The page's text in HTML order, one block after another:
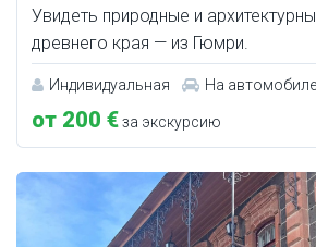
Увидеть природные и
древнего края — из Гюмри.
Индивидуальная На автомобиле
от 200 €за экскурсию